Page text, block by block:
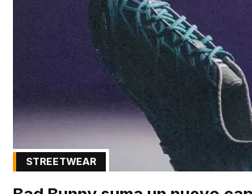
STREETWEAR